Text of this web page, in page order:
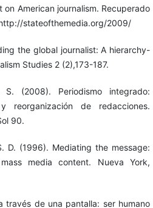
on American journalism. Recuperado
stateofthemedia.org/2009/
the global journalist: A hierarchy-
Studies 2 (2),173-187.
(2008). Periodismo integrado:
reorganización de redacciones.
90.
D. (1996). Mediating the message:
media content. Nueva York,
través de una pantalla: ser humano